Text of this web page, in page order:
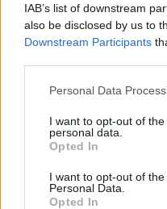
IAB’s list of downstream
also be disclosed by us to
Downstream Participants
Personal Data
I want to opt-out of
personal data.
Opted In
I want to opt-out of
Personal Data.
Opted In
A Dow futures +66, a
pedig +7 ponton áll. A
adat még csak előzetes,
bővüléssel számoltak a
KEDVES
A keresett cikk a